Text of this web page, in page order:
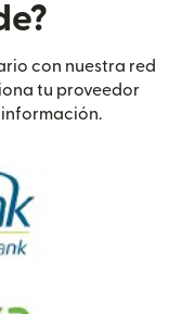
con nuestra red
tu proveedor